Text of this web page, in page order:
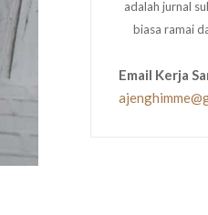
adalah jurnal
biasa ramai
Email Kerja